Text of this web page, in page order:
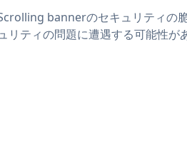
bannerのセキュリティの
ティの問題に遭遇する可能性が